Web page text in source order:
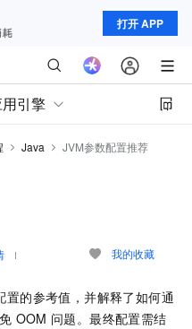
打开 APP
引擎
Java JVM参数配置推荐
我的收藏
置的参考值，并解释了如何通
OOM 问题。最终配置需结